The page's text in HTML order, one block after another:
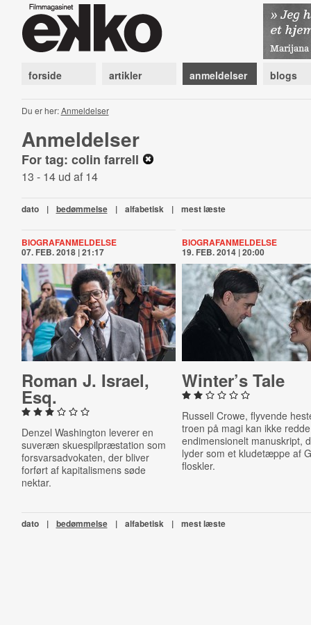
forside artikler anmeldelser blogs
Du er her:Anmeldelser
Anmeldelser
For tag: colin farrell
13 - 14 ud af 14
dato | bedømmelse | alfabetisk | mest læste
BIOGRAFANMELDELSE
07. FEB. 2018 | 21:17
Roman J. Israel,
Esq.
Denzel Washington leverer en
suveræn skuespilpræstation som
forsvarsadvokaten, der bliver
forført af kapitalismens søde
nektar.
BIOGRAFANMELDELSE
19. FEB. 2014 | 20:00
Winter’s Tale
Russell Crowe, flyvende
troen på magi kan ikke
endimensionelt manuskript,
lyder som et kludetæppe af
floskler.
dato | bedømmelse | alfabetisk | mest læste